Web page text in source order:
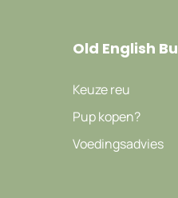
Old English
Keuze reu
Pup kopen?
Voedingsadvies